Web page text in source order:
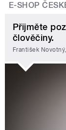
E-SHOP
Přijměte
člověčiny.
František